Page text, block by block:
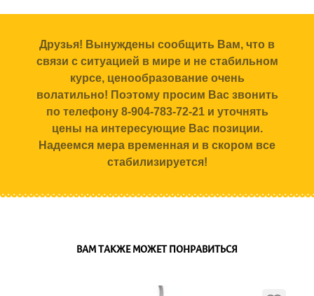
Друзья! Вынуждены сообщить Вам, что в
связи с ситуацией в мире и не стабильном
курсе, ценообразование очень
волатильно! Поэтому просим Вас звонить
по телефону 8-904-783-72-21 и уточнять
цены на интересующие Вас позиции.
Надеемся мера временная и в скором все
стабилизируется!
ВАМ ТАКЖЕ МОЖЕТ ПОНРАВИТЬСЯ